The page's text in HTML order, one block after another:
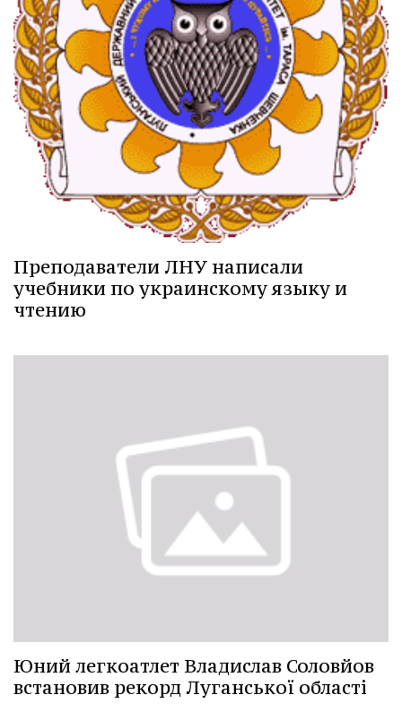
Преподаватели ЛНУ написали
учебники по украинскому языку и
чтению
Юний легкоатлет Владислав Соловйов
встановив рекорд Луганської області